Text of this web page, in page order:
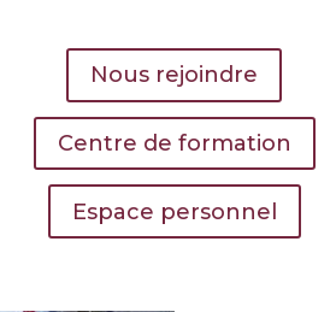
Nous rejoindre
Centre de formation
Espace personnel